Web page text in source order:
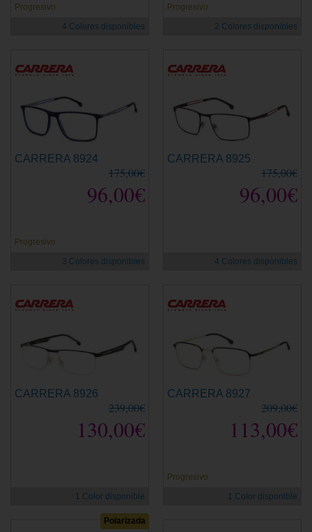
Progresivo
4 Colores disponibles
Progresivo
2 Colores disponibles
CARRERA 8924
175,00€
96,00€
Progresivo
3 Colores disponibles
CARRERA 8925
175,00€
96,00€
4 Colores disponibles
CARRERA 8926
239,00€
130,00€
1 Color disponible
CARRERA 8927
209,00€
113,00€
Progresivo
1 Color disponible
Polarizada